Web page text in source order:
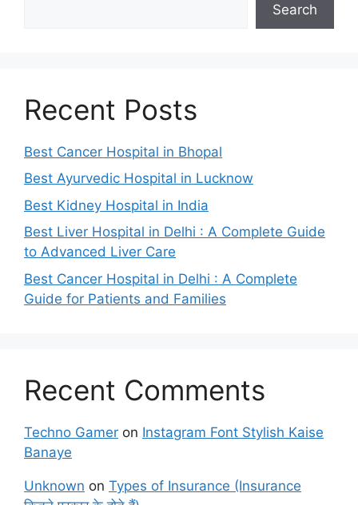
Search
Recent Posts
Best Cancer Hospital in Bhopal
Best Ayurvedic Hospital in Lucknow
Best Kidney Hospital in India
Best Liver Hospital in Delhi : A Complete Guide
to Advanced Liver Care
Best Cancer Hospital in Delhi : A Complete
Guide for Patients and Families
Recent Comments
Techno Gamer on Instagram Font Stylish Kaise
Banaye
Unknown on Types of Insurance (Insurance